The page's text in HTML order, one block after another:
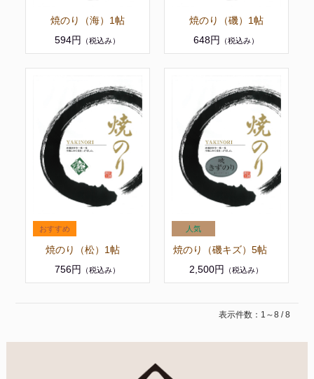
焼のり（海）1帖
594円
（税込み）
焼のり（磯）1帖
648円
（税込み）
焼のり（松）1帖
756円
（税込み）
焼のり（磯キズ）5帖
2,500円
（税込み）
表示件数：1～8 / 8